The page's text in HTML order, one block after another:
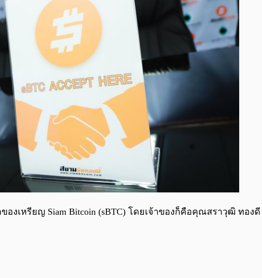
งเหรียญ Siam Bitcoin (sBTC) โดยเจ้าของก็คือคุณสราวุฒิ ทองดี